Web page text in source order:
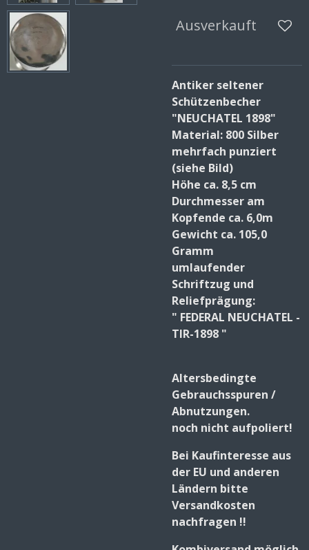
Ausverkauft
Antiker seltener
Schützenbecher
"NEUCHATEL 1898"
Material: 800 Silber
mehrfach punziert
(siehe Bild)
Höhe ca. 8,5 cm
Durchmesser am
Kopfende ca. 6,0m
Gewicht ca. 105,0
Gramm
umlaufender
Schriftzug und
Reliefprägung:
" FEDERAL NEUCHATEL -
TIR-1898 "
Altersbedingte
Gebrauchsspuren /
Abnutzungen.
noch nicht aufpoliert!
Bei Kaufinteresse aus
der EU und anderen
Ländern bitte
Versandkosten
nachfragen !!